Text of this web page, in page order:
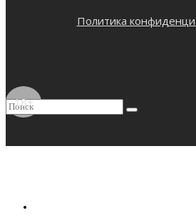
Политика
18+